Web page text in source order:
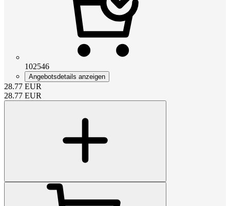
102546
Angebotsdetails anzeigen
28.77 EUR
28.77 EUR